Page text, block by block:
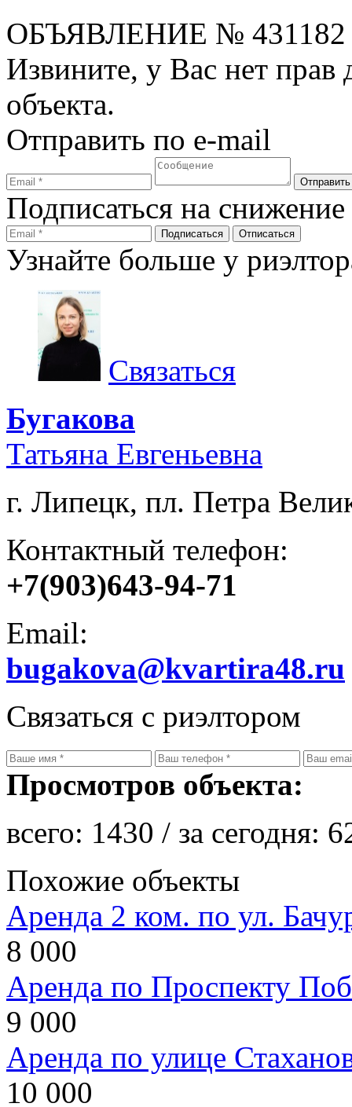
ОБЪЯВЛЕНИЕ № 431182
Извините, у Вас нет прав
объекта.
Отправить по e-mail
Подписаться на
Узнайте больше у
Связаться
Бугакова
Татьяна Евгеньевна
г. Липецк, пл. Петра
Контактный телефон:
+7(903)643-94-71
Email:
bugakova@kvartira48.ru
Связаться с риэлтором
Просмотров объекта:
всего: 1430 / за сегодня:
Похожие объекты
Аренда 2 ком. по ул.
8 000
Аренда по Проспекту
9 000
Аренда по улице
10 000